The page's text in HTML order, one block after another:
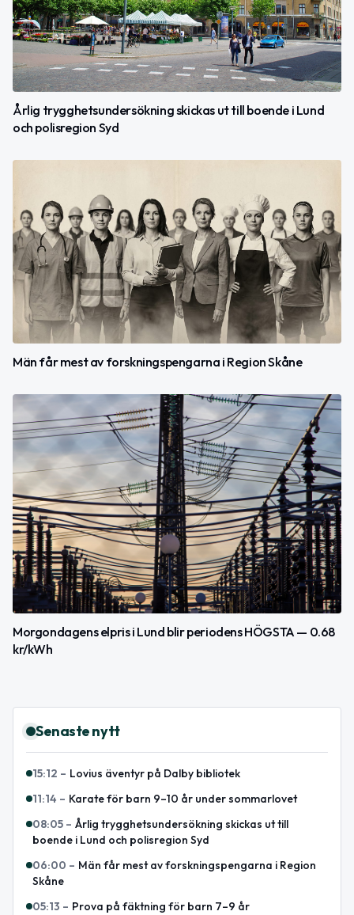
Årlig trygghetsundersökning skickas ut till boende i Lund
och polisregion Syd
Män får mest av forskningspengarna i Region Skåne
Morgondagens elpris i Lund blir periodens HÖGSTA — 0.68
kr/kWh
Senaste nytt
15:12 – Lovius äventyr på Dalby bibliotek
11:14 – Karate för barn 9–10 år under sommarlovet
08:05 – Årlig trygghetsundersökning skickas ut till
boende i Lund och polisregion Syd
06:00 – Män får mest av forskningspengarna i Region
Skåne
05:13 – Prova på fäktning för barn 7–9 år